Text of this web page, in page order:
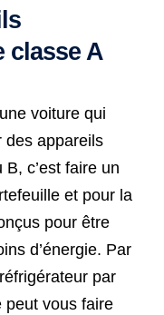
classe A
voiture qui
des appareils
c’est faire un
et pour la
pour être
d’énergie. Par
par
peut vous faire